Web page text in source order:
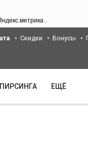
.
Скидки Бонусы
ЕЩЁ